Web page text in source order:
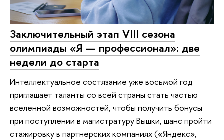
Заключительный этап VIII сезона
олимпиады «Я — профессионал»: две
недели до старта
Интеллектуальное состязание уже восьмой год
приглашает таланты со всей страны стать частью
вселенной возможностей, чтобы получить бонусы
при поступлении в магистратуру Вышки, шанс пройти
стажировку в партнерских компаниях («Яндекс»,